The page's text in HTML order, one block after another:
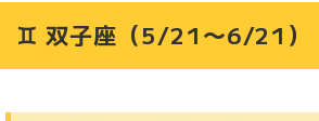
♊ 双子座（5/21〜6/21）